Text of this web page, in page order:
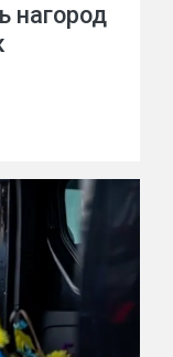
нагород